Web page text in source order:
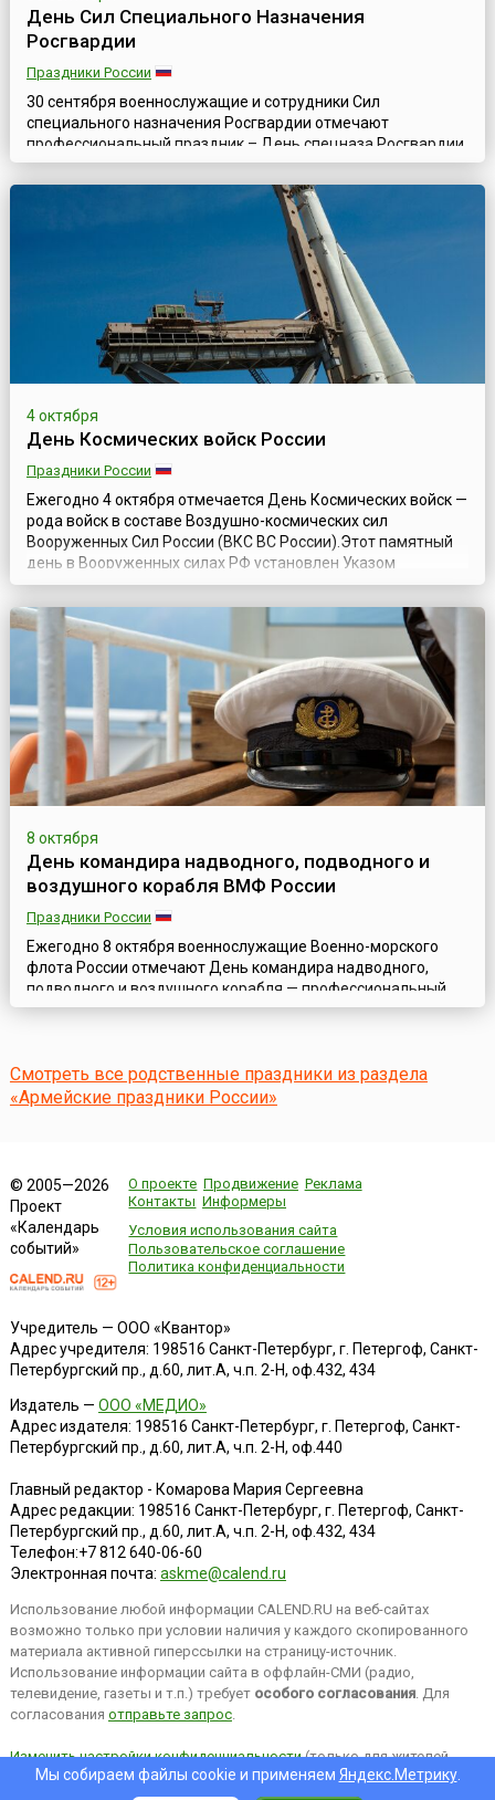
День Сил Специального Назначения
Росгвардии
Праздники России
30 сентября военнослужащие и сотрудники Сил
специального назначения Росгвардии отмечают
профессиональный праздник – День спецназа Росгвардии,
установленный приказом Федеральной службы войск
национальной гвардии Российской Федерации от 8 ноября
2017 года № 472. Первое подразделение, которое принято
считать прообразом современного спецназа Росгвардии,
было сформировано приказом НКВД СССР в 1941 ...
4 октября
День Космических войск России
Праздники России
Ежегодно 4 октября отмечается День Космических войск —
рода войск в составе Воздушно-космических сил
Вооруженных Сил России (ВКС ВС России).Этот памятный
день в Вооруженных силах РФ установлен Указом
президента Российской Федерации № 549 от 31 мая 2006
года и приурочен к дню запуска первого искусственного
спутника Земли, открывшего летопись космонавтики, в том
числе и военной. 4 октября 1957 г...
8 октября
День командира надводного, подводного и
воздушного корабля ВМФ России
Праздники России
Ежегодно 8 октября военнослужащие Военно-морского
флота России отмечают День командира надводного,
подводного и воздушного корабля — профессиональный
праздник командиров экипажей кораблей, установленный
Военно-морского флота».Командир корабля является
прямым начальником всего личного состава кораб...
Смотреть все родственные праздники из раздела
«Армейские праздники России»
© 2005—2026
Проект
«Календарь
событий»
О проекте Продвижение Реклама
Контакты Информеры
Условия использования сайта
Пользовательское соглашение
Политика конфиденциальности
Учредитель — ООО «Квантор»
Адрес учредителя: 198516 Санкт-Петербург, г. Петергоф, Санкт-
Петербургский пр., д.60, лит.А, ч.п. 2-Н, оф.432, 434
Издатель — ООО «МЕДИО»
Адрес издателя: 198516 Санкт-Петербург, г. Петергоф, Санкт-
Петербургский пр., д.60, лит.А, ч.п. 2-Н, оф.440
Главный редактор - Комарова Мария Сергеевна
Адрес редакции: 198516 Санкт-Петербург, г. Петергоф, Санкт-
Петербургский пр., д.60, лит.А, ч.п. 2-Н, оф.432, 434
Телефон:+7 812 640-06-60
Электронная почта: askme@calend.ru
Использование любой информации CALEND.RU на веб-сайтах
возможно только при условии наличия у каждого скопированного
материала активной гиперссылки на страницу-источник.
Использование информации сайта в оффлайн-СМИ (радио,
телевидение, газеты и т.п.) требует особого согласования. Для
согласования отправьте запрос.
Изменить настройки конфиденциальности(только для жителей
EEA).Мы собираем файлы cookie и применяем Яндекс.Метрику.